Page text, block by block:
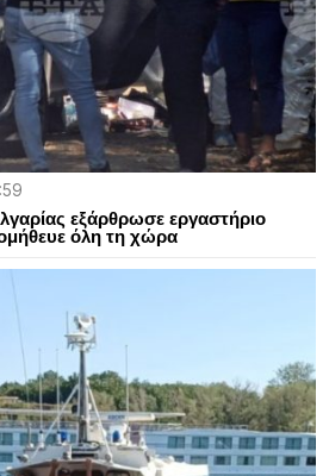
εξάρθρωσε εργαστήριο
όλη τη χώρα